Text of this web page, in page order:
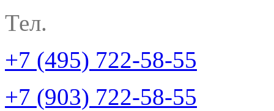
Тел.
+7 (495) 722-58-55
+7 (903) 722-58-55